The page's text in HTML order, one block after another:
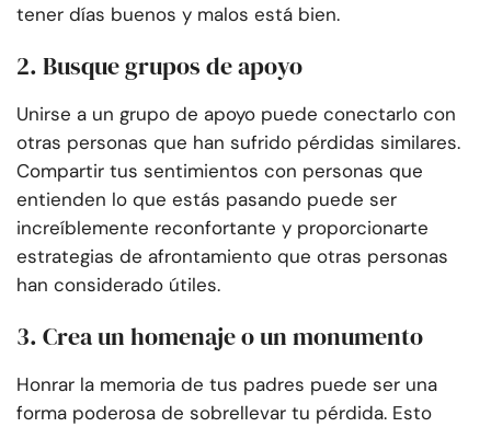
tener días buenos y malos está bien.
2. Busque grupos de apoyo
Unirse a un grupo de apoyo puede conectarlo con
otras personas que han sufrido pérdidas similares.
Compartir tus sentimientos con personas que
entienden lo que estás pasando puede ser
increíblemente reconfortante y proporcionarte
estrategias de afrontamiento que otras personas
han considerado útiles.
3. Crea un homenaje o un monumento
Honrar la memoria de tus padres puede ser una
forma poderosa de sobrellevar tu pérdida. Esto